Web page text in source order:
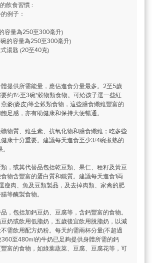
飲食習慣 :
例子：
容量為250至300毫升)
的容量為250至300毫升)
湯匙 (20至40克)
提供所需能量，應佔進食分量最多。2至5歲
約1½至3碗*穀物類食物。可給孩子選一些紅
麥(麥皮)等全穀類食物，這些膳食纖維豐富的
足感，亦有助健康和保持大便暢通。
物質、維生素、抗氧化物和膳食纖維；吃多些
康十分重要。建議每天進食至少3/4碗煮熟的
，或其代替品包括乾豆類、果仁、種籽及黃豆
物含豐富的蛋白質和鐵質。建議每天進食1両
瘦肉、魚及豆類製品，及去掉肉類、家禽的肥
等醃製食物。
，包括加鈣豆奶、豆腐等，含鈣豐富的食物。
奶或飲用低脂奶，五歲後宜飲用脫脂奶，以減
需飲用配方奶粉。每天約需兩杯分量(不超過
至480ml的牛奶已足夠提供身體所需的鈣
富的食物，如綠葉蔬菜、豆腐、豆腐花等，可